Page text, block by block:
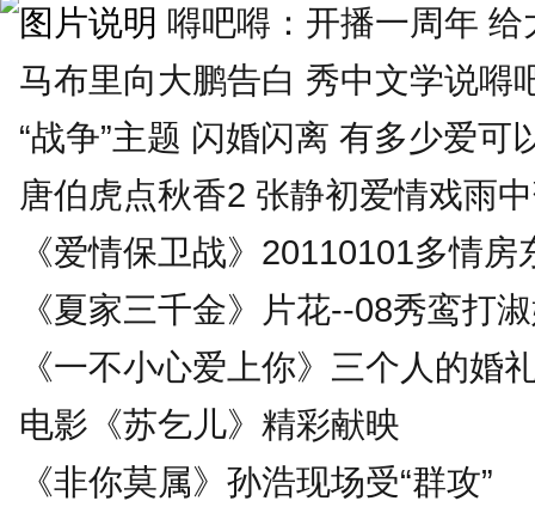
嘚吧嘚：开播一周年 给
马布里向大鹏告白 秀中文学说嘚
“战争”主题 闪婚闪离 有多少爱可
唐伯虎点秋香2 张静初爱情戏雨
《爱情保卫战》20110101多情房
《夏家三千金》片花--08秀鸾打
《一不小心爱上你》三个人的婚
电影《苏乞儿》精彩献映
《非你莫属》孙浩现场受“群攻”